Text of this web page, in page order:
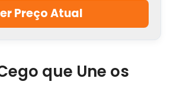
Preço Atual
que Une os